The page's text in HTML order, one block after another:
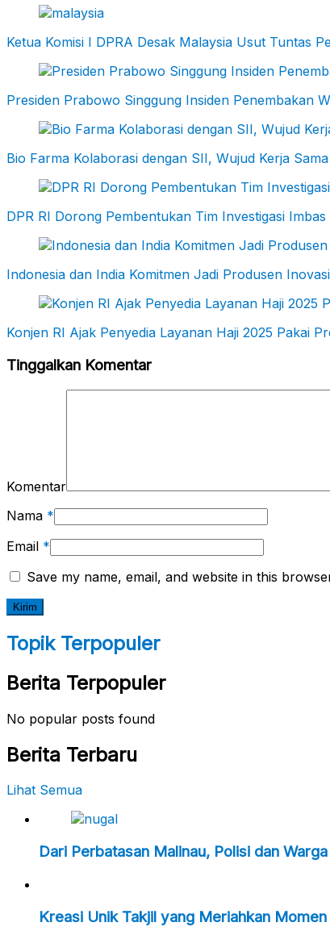
Ketua Komisi I DPRA Desak Malaysia Usut Tuntas
Presiden Prabowo Singgung Insiden Penembakan
Bio Farma Kolaborasi dengan SII, Wujud Kerja
DPR RI Dorong Pembentukan Tim Investigasi
Indonesia dan India Komitmen Jadi Produsen
Konjen RI Ajak Penyedia Layanan Haji 2025 Pakai
Tinggalkan Komentar
Komentar
Nama *
Email *
Save my name, email, and website in this
Topik Terpopuler
Berita Terpopuler
No popular posts found
Berita Terbaru
Lihat Semua
Dari Perbatasan Malinau, Polisi dan
Kreasi Unik Takjil yang Meriahkan